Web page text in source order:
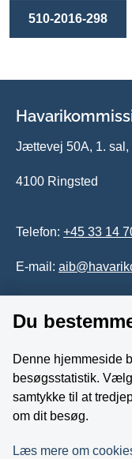
510-2016-298
Jættevej 50A, 1. sal,
4100 Ringsted
Telefon: +45 33 14
E-mail:
Whistleblowerordning
Følg os på
Du
Denne hjemmeside
besøgsstatistik.
samtykke til at
om dit besøg.
Læs mere om